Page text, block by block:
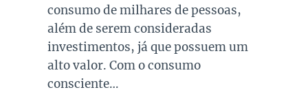
consumo de milhares de pessoas,
além de serem consideradas
investimentos, já que possuem um
alto valor. Com o consumo
consciente…